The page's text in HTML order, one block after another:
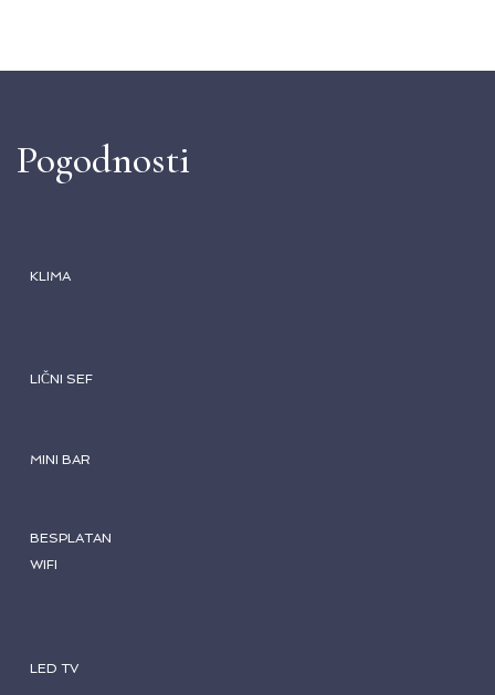
Pogodnosti
KLIMA
LIČNI SEF
MINI BAR
BESPLATAN
WIFI
LED TV